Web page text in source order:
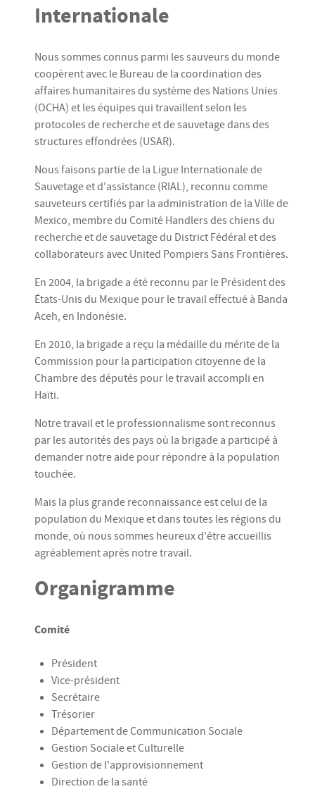
Internationale
Nous sommes connus parmi les sauveurs du monde
coopèrent avec le Bureau de la coordination des
affaires humanitaires du système des Nations Unies
(OCHA) et les équipes qui travaillent selon les
protocoles de recherche et de sauvetage dans des
structures effondrées (USAR).
Nous faisons partie de la Ligue Internationale de
Sauvetage et d'assistance (RIAL), reconnu comme
sauveteurs certifiés par la administration de la Ville de
Mexico, membre du Comité Handlers des chiens du
recherche et de sauvetage du District Fédéral et des
collaborateurs avec United Pompiers Sans Frontières.
En 2004, la brigade a été reconnu par le Président des
États-Unis du Mexique pour le travail effectué à Banda
Aceh, en Indonésie.
En 2010, la brigade a reçu la médaille du mérite de la
Commission pour la participation citoyenne de la
Chambre des députés pour le travail accompli en
Haïti.
Notre travail et le professionnalisme sont reconnus
par les autorités des pays où la brigade a participé à
demander notre aide pour répondre à la population
touchée.
Mais la plus grande reconnaissance est celui de la
population du Mexique et dans toutes les régions du
monde, où nous sommes heureux d'être accueillis
agréablement après notre travail.
Organigramme
Comité
Président
Vice-président
Secrétaire
Trésorier
Département de Communication Sociale
Gestion Sociale et Culturelle
Gestion de l'approvisionnement
Direction de la santé